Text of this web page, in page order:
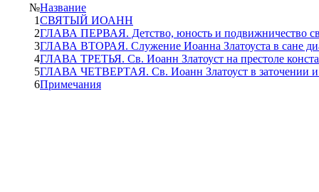
№Название
1СВЯТЫЙ ИОАНН
2ГЛАВА ПЕРВАЯ. Детство, юность и подвижничество
3ГЛАВА ВТОРАЯ. Служение Иоанна Златоуста в сане
4ГЛАВА ТРЕТЬЯ. Св. Иоанн Златоуст на престоле
5ГЛАВА ЧЕТВЕРТАЯ. Св. Иоанн Златоуст в заточении и
6Примечания